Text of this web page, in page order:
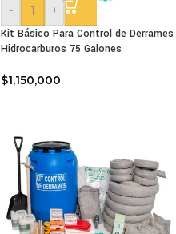
-
+
Kit Básico Para Control de Derrames
Hidrocarburos 75 Galones
$1,150,000